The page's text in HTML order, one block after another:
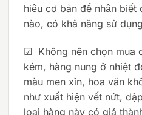
hiệu cơ bản để nhận biết
nào, có khả năng sử
☑ Không nên chọn mua
kém, hàng nung ở nhiệt
màu men xỉn, hoa văn
như xuất hiện vết nứt,
loại hàng này có giá